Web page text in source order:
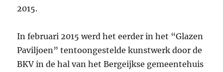
2015.
In februari 2015 werd het eerder in het “Glazen
Paviljoen” tentoongestelde kunstwerk door de
BKV in de hal van het Bergeijkse gemeentehuis